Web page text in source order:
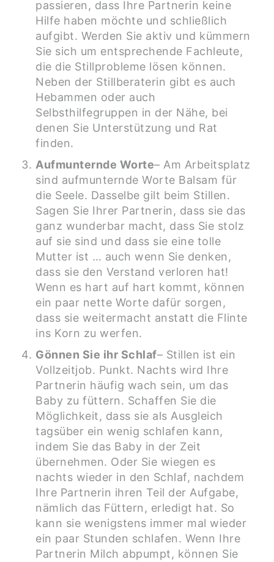
passieren, dass Ihre Partnerin keine
Hilfe haben möchte und schließlich
aufgibt. Werden Sie aktiv und kümmern
Sie sich um entsprechende Fachleute,
die die Stillprobleme lösen können.
Neben der Stillberaterin gibt es auch
Hebammen oder auch
Selbsthilfegruppen in der Nähe, bei
denen Sie Unterstützung und Rat
finden.
Aufmunternde Worte– Am Arbeitsplatz
sind aufmunternde Worte Balsam für
die Seele. Dasselbe gilt beim Stillen.
Sagen Sie Ihrer Partnerin, dass sie das
ganz wunderbar macht, dass Sie stolz
auf sie sind und dass sie eine tolle
Mutter ist … auch wenn Sie denken,
dass sie den Verstand verloren hat!
Wenn es hart auf hart kommt, können
ein paar nette Worte dafür sorgen,
dass sie weitermacht anstatt die Flinte
ins Korn zu werfen.
Gönnen Sie ihr Schlaf– Stillen ist ein
Vollzeitjob. Punkt. Nachts wird Ihre
Partnerin häufig wach sein, um das
Baby zu füttern. Schaffen Sie die
Möglichkeit, dass sie als Ausgleich
tagsüber ein wenig schlafen kann,
indem Sie das Baby in der Zeit
übernehmen. Oder Sie wiegen es
nachts wieder in den Schlaf, nachdem
Ihre Partnerin ihren Teil der Aufgabe,
nämlich das Füttern, erledigt hat. So
kann sie wenigstens immer mal wieder
ein paar Stunden schlafen. Wenn Ihre
Partnerin Milch abpumpt, können Sie